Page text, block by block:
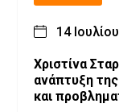
14
Χριστίνα
ανάπτυξη
και